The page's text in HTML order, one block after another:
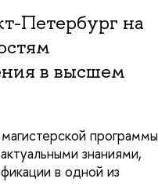
Петербург на
в высшем
программы
знаниями,
в одной из